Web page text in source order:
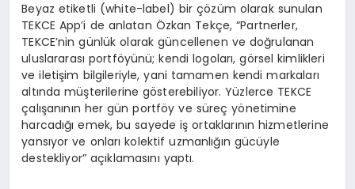
Beyaz etiketli (white-label) bir çözüm olarak sunulan
TEKCE App’i de anlatan Özkan Tekçe, “Partnerler,
TEKCE’nin günlük olarak güncellenen ve doğrulanan
uluslararası portföyünü; kendi logoları, görsel kimlikleri
ve iletişim bilgileriyle, yani tamamen kendi markaları
altında müşterilerine gösterebiliyor. Yüzlerce TEKCE
çalışanının her gün portföy ve süreç yönetimine
harcadığı emek, bu sayede iş ortaklarının hizmetlerine
yansıyor ve onları kolektif uzmanlığın gücüyle
destekliyor” açıklamasını yaptı.